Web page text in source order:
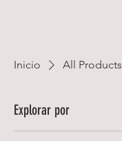
Inicio All Products
Explorar por